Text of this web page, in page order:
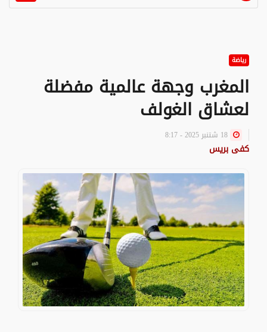
رياضة
المغرب وجهة عالمية مفضلة
لعشاق الغولف
كفى بريس